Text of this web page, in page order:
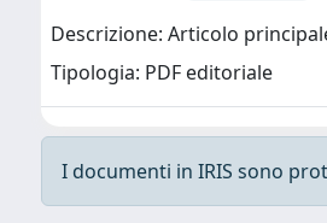
Descrizione: Articolo
Tipologia: PDF editoriale
I documenti in IRIS sono